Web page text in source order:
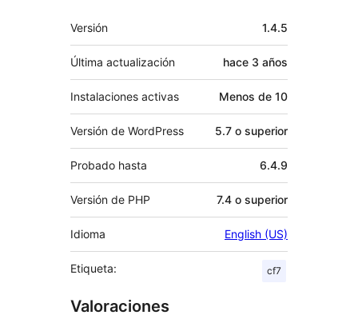
Meta
Versión 1.4.5
Última actualización hace 3 años
Instalaciones activas Menos de 10
Versión de WordPress 5.7 o superior
Probado hasta 6.4.9
Versión de PHP 7.4 o superior
Idioma English (US)
Etiqueta: cf7
Valoraciones